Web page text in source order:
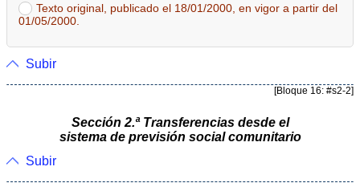
Texto original, publicado el 18/01/2000, en vigor a partir del
01/05/2000.
Subir
[Bloque 16: #s2-2]
Sección 2.ª Transferencias desde el
sistema de previsión social comunitario
Subir